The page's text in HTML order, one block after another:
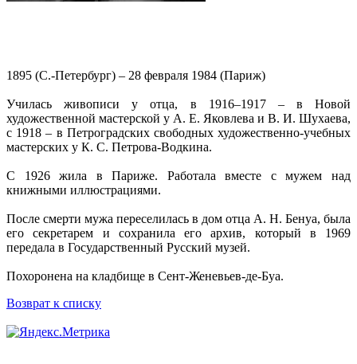
1895 (С.-Петербург) – 28 февраля 1984 (Париж)
Училась живописи у отца, в 1916–1917 – в Новой
художественной мастерской у А. Е. Яковлева и В. И. Шухаева,
с 1918 – в Петроградских свободных художественно-учебных
мастерских у К. С. Петрова-Водкина.
С 1926 жила в Париже. Работала вместе с мужем над
книжными иллюстрациями.
После смерти мужа переселилась в дом отца А. Н. Бенуа, была
его секретарем и сохранила его архив, который в 1969
передала в Государственный Русский музей.
Похоронена на кладбище в Сент-Женевьев-де-Буа.
Возврат к списку